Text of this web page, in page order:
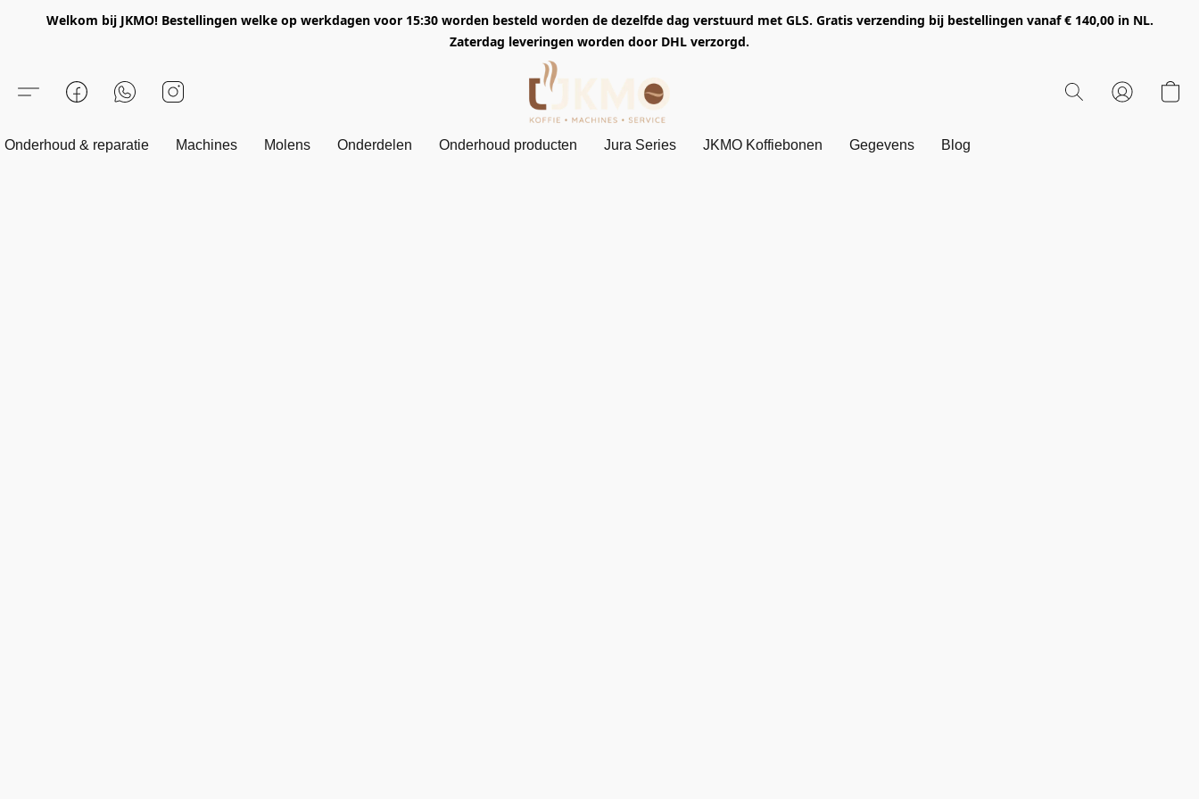
Welkom bij JKMO! Bestellingen welke op werkdagen voor 15:30 worden besteld worden de dezelfde dag verstuurd met GLS. Gratis verzending bij bestellingen vanaf € 140,00 in NL.
Zaterdag leveringen worden door DHL verzorgd.
Onderhoud & reparatie Machines Molens Onderdelen Onderhoud producten Jura Series JKMO Koffiebonen Gegevens Blog